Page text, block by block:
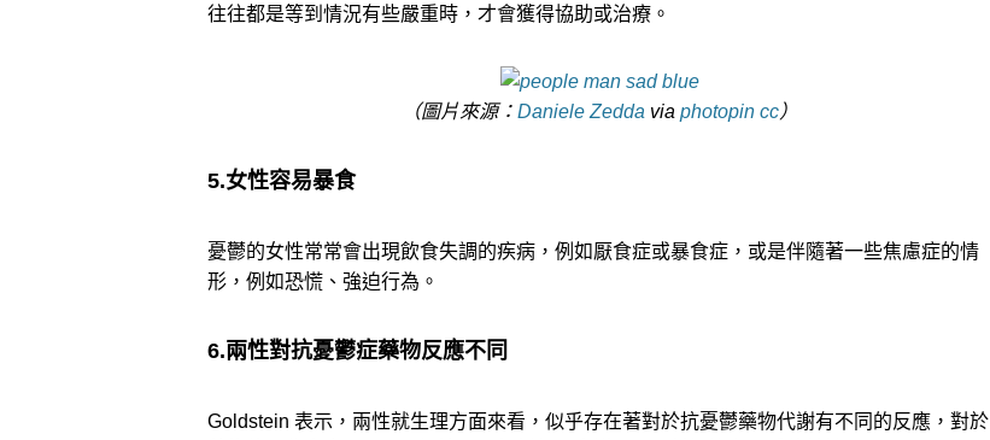
往往都是等到情況有些嚴重時，才會獲得協助或治療。
（圖片來源： Daniele Zedda via photopin cc）
5.女性容易暴食
憂鬱的女性常常會出現飲食失調的疾病，例如厭食症或暴食症，或是伴隨著一些焦慮症的情
形，例如恐慌、強迫行為。
6.兩性對抗憂鬱症藥物反應不同
Goldstein 表示，兩性就生理方面來看，似乎存在著對於抗憂鬱藥物代謝有不同的反應，對於